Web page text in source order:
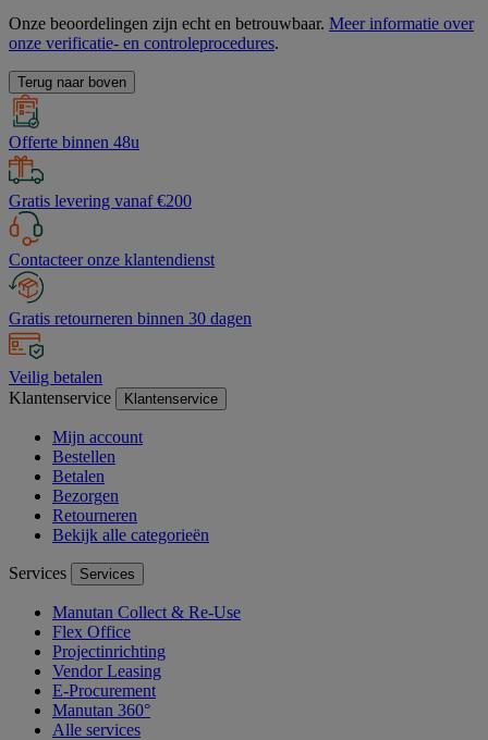
Onze beoordelingen zijn echt en betrouwbaar. Meer informatie over
onze verificatie- en controleprocedures.
Terug naar boven
Offerte binnen 48u
Gratis levering vanaf €200
Contacteer onze klantendienst
Gratis retourneren binnen 30 dagen
Veilig betalen
Klantenservice
Klantenservice
Mijn account
Bestellen
Betalen
Bezorgen
Retourneren
Bekijk alle categorieën
Services Services
Manutan Collect & Re-Use
Flex Office
Projectinrichting
Vendor Leasing
E-Procurement
Manutan 360°
Alle services